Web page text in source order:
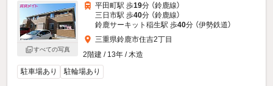
すべての写真
平田町駅 歩19分 （鈴鹿線）
三日市駅 歩40分 （鈴鹿線）
鈴鹿サーキット稲生駅 歩40分 （伊勢鉄道）
三重県鈴鹿市住吉2丁目
2階建 / 13年 / 木造
駐車場あり
駐輪場あり